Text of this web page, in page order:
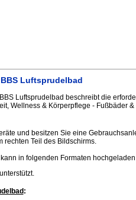
Luftsprudelbad
Luftsprudelbad beschreibt die
Wellness & Körperpflege - Fußbäder
und besitzen Sie eine
rechten Teil des Bildschirms.
in folgenden Formaten
: